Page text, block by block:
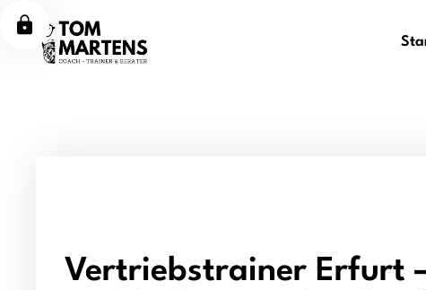
Vertriebstrainer Erfurt